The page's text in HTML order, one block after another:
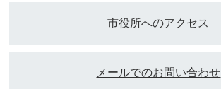
市役所へのアクセス
メールでのお問い合わせ